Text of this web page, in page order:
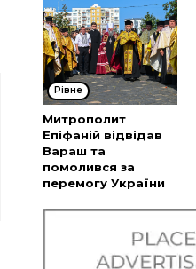
Рівне
Митрополит
Епіфаній відвідав
Вараш та
помолився за
перемогу України